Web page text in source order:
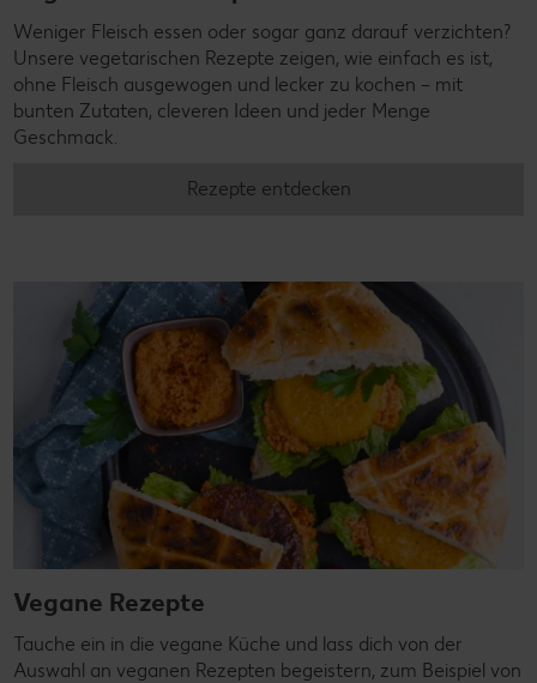
Weniger Fleisch essen oder sogar ganz darauf verzichten?
Unsere vegetarischen Rezepte zeigen, wie einfach es ist,
ohne Fleisch ausgewogen und lecker zu kochen – mit
bunten Zutaten, cleveren Ideen und jeder Menge
Geschmack.
Rezepte entdecken
Vegane Rezepte
Tauche ein in die vegane Küche und lass dich von der
Auswahl an veganen Rezepten begeistern, zum Beispiel von